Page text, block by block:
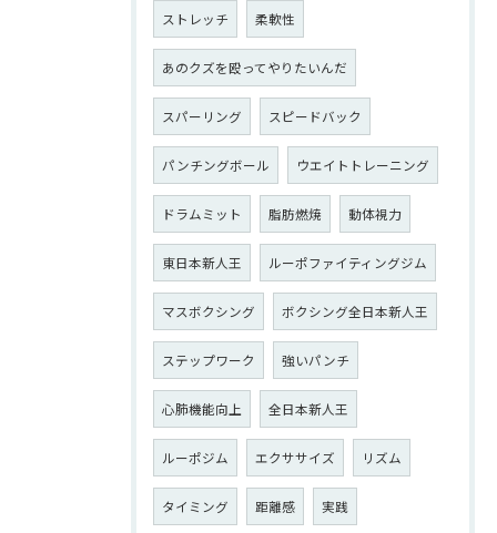
ストレッチ 柔軟性
あのクズを殴ってやりたいんだ
スパーリング スピードバック
パンチングボール ウエイトトレーニング
ドラムミット 脂肪燃焼 動体視力
東日本新人王 ルーポファイティングジム
マスボクシング ボクシング全日本新人王
ステップワーク 強いパンチ
心肺機能向上 全日本新人王
ルーポジム エクササイズ リズム
タイミング 距離感 実践